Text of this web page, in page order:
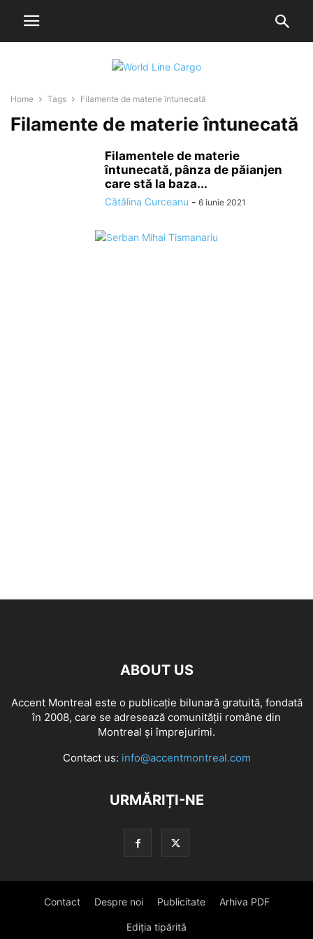
Home Tags Filamente de materie întunecată
Filamente de materie întunecată
Filamentele de materie
întunecată, pânza de păianjen
care stă la baza...
Cătălina Curceanu - 6 iunie 2021
ABOUT US
Accent Montreal este o publicație bilunară gratuită, fondată
în 2008, care se adresează comunităţii române din
Montreal şi împrejurimi.
Contact us: info@accentmontreal.com
URMĂRIȚI-NE
Contact Despre noi Publicitate Arhiva PDF
Ediția tipărită